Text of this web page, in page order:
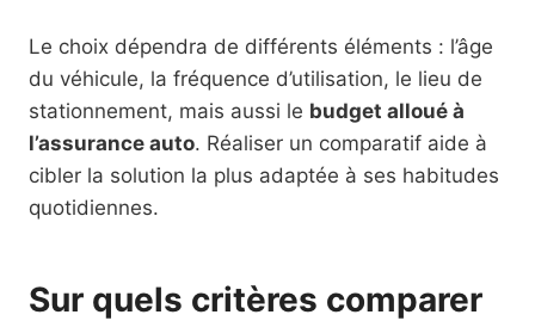
Le choix dépendra de différents éléments : l’âge
du véhicule, la fréquence d’utilisation, le lieu de
stationnement, mais aussi le budget alloué à
l’assurance auto. Réaliser un comparatif aide à
cibler la solution la plus adaptée à ses habitudes
quotidiennes.
Sur quels critères comparer